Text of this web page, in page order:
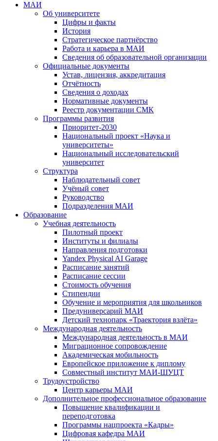
МАИ
Об университете
Цифры и факты
История
Стратегическое партнёрство
Работа и карьера в МАИ
Сведения об образовательной организации
Официальные документы
Устав, лицензия, аккредитация
Отчётность
Сведения о доходах
Нормативные документы
Реестр документации СМК
Программы развития
Приоритет-2030
Национальный проект «Наука и
университеты»
Национальный исследовательский
университет
Структура
Наблюдательный совет
Учёный совет
Руководство
Подразделения МАИ
Образование
Учебная деятельность
Пилотный проект
Институты и филиалы
Направления подготовки
Yandex Physical AI Garage
Расписание занятий
Расписание сессии
Стоимость обучения
Стипендии
Обучение и мероприятия для школьников
Предуниверсарий МАИ
Детский технопарк «Траектория взлёта»
Международная деятельность
Международная деятельность в МАИ
Миграционное сопровождение
Академическая мобильность
Европейское приложение к диплому
Совместный институт МАИ-ШУЦТ
Трудоустройство
Центр карьеры МАИ
Дополнительное профессиональное образование
Повышение квалификации и
переподготовка
Программы нацпроекта «Кадры»
Цифровая кафедра МАИ